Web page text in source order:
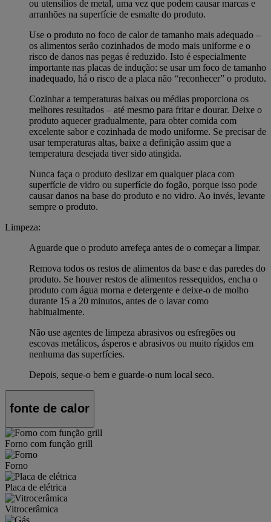
ou utensílios de metal, uma vez que podem causar marcas e
arranhões na superfície de esmalte do produto.
Use o produto no foco de calor de tamanho mais adequado –
os alimentos serão cozinhados de modo mais uniforme e o
risco de danos nas pegas é reduzido. Isto é especialmente
importante nas placas de indução: se usar um foco de tamanho
inadequado, há o risco de a placa não “reconhecer” o produto.
Cozinhar a temperaturas baixas ou médias proporciona os
melhores resultados – até mesmo para fritar e dourar. Deixe o
produto aquecer gradualmente, para obter comida com
excelente sabor e cozinhada de modo uniforme. Se precisar de
usar temperaturas altas, baixe a definição assim que a
temperatura desejada tiver sido atingida.
Nunca faça o produto deslizar em qualquer placa com
superfície de vidro ou superfície do fogão, porque isso pode
causar danos na base do produto e no vidro. Ao invés, levante
sempre o produto.
Limpeza:
Aguarde que o produto arrefeça antes de o começar a limpar.
Remova todos os restos de alimentos da base e das paredes do
produto. Se houver restos de alimentos ressequidos, encha o
produto com água morna e detergente e deixe-o de molho
durante 15 a 20 minutos, antes de o lavar como
habitualmente.
Não use agentes de limpeza abrasivos ou esfregões ou
escovas metálicos, ásperos e abrasivos ou muito rígidos em
nenhuma das superfícies.
Depois, seque-o bem e guarde-o num local seco.
fonte de calor
Forno com função grill
Forno
Placa de elétrica
Vitrocerâmica